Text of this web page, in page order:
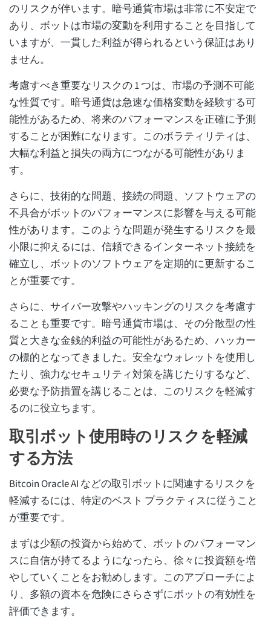
のリスクが伴います。暗号通貨市場は非常に不安定で
あり、ボットは市場の変動を利用することを目指して
いますが、一貫した利益が得られるという保証はあり
ません。
考慮すべき重要なリスクの 1 つは、市場の予測不可能
な性質です。暗号通貨は急速な価格変動を経験する可
能性があるため、将来のパフォーマンスを正確に予測
することが困難になります。このボラティリティは、
大幅な利益と損失の両方につながる可能性がありま
す。
さらに、技術的な問題、接続の問題、ソフトウェアの
不具合がボットのパフォーマンスに影響を与える可能
性があります。このような問題が発生するリスクを最
小限に抑えるには、信頼できるインターネット接続を
確立し、ボットのソフトウェアを定期的に更新するこ
とが重要です。
さらに、サイバー攻撃やハッキングのリスクを考慮す
ることも重要です。暗号通貨市場は、その分散型の性
質と大きな金銭的利益の可能性があるため、ハッカー
の標的となってきました。安全なウォレットを使用し
たり、強力なセキュリティ対策を講じたりするなど、
必要な予防措置を講じることは、このリスクを軽減す
るのに役立ちます。
取引ボット使用時のリスクを軽減
する方法
Bitcoin Oracle AI などの取引ボットに関連するリスクを
軽減するには、特定のベスト プラクティスに従うこと
が重要です。
まずは少額の投資から始めて、ボットのパフォーマン
スに自信が持てるようになったら、徐々に投資額を増
やしていくことをお勧めします。このアプローチによ
り、多額の資本を危険にさらさずにボットの有効性を
評価できます。